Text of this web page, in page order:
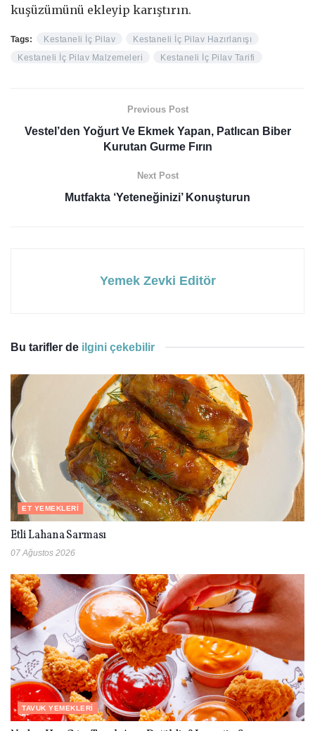
kuşüzümünü ekleyip karıştırın.
Tags: Kestaneli İç Pilav
Kestaneli İç Pilav Hazırlanışı
Kestaneli İç Pilav Malzemeleri
Kestaneli İç Pilav Tarifi
Previous Post
Vestel’den Yoğurt Ve Ekmek Yapan, Patlıcan Biber
Kurutan Gurme Fırın
Next Post
Mutfakta ‘Yeteneğinizi’ Konuşturun
Yemek Zevki Editör
Bu tarifler de ilgini çekebilir
ET YEMEKLERI
Etli Lahana Sarması
07 Ağustos 2026
TAVUK YEMEKLERI